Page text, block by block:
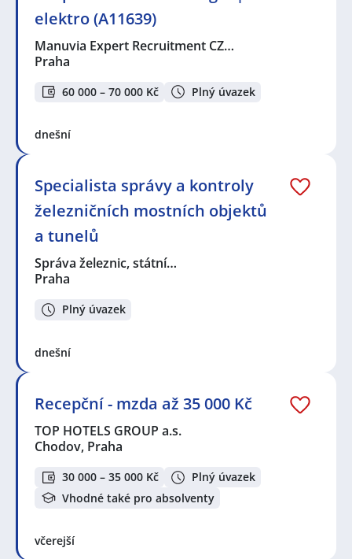
elektro (A11639)
Manuvia Expert Recruitment CZ…
Praha
60 000 – 70 000 Kč Plný úvazek
dnešní
Specialista správy a kontroly
železničních mostních objektů
a tunelů
Správa železnic, státní…
Praha
Plný úvazek
dnešní
Recepční - mzda až 35 000 Kč
TOP HOTELS GROUP a.s.
Chodov, Praha
30 000 – 35 000 Kč
Plný úvazek
Vhodné také pro absolventy
včerejší